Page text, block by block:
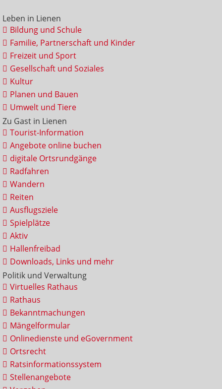
Leben in Lienen
Bildung und Schule
Familie, Partnerschaft und Kinder
Freizeit und Sport
Gesellschaft und Soziales
Kultur
Planen und Bauen
Umwelt und Tiere
Zu Gast in Lienen
Tourist-Information
Angebote online buchen
digitale Ortsrundgänge
Radfahren
Wandern
Reiten
Ausflugsziele
Spielplätze
Aktiv
Hallenfreibad
Downloads, Links und mehr
Politik und Verwaltung
Virtuelles Rathaus
Rathaus
Bekanntmachungen
Mängelformular
Onlinedienste und eGovernment
Ortsrecht
Ratsinformationssystem
Stellenangebote